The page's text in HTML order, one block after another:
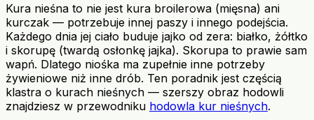
Kura nieśna to nie jest kura broilerowa (mięsna) ani
kurczak — potrzebuje innej paszy i innego podejścia.
Każdego dnia jej ciało buduje jajko od zera: białko, żółtko
i skorupę (twardą osłonkę jajka). Skorupa to prawie sam
wapń. Dlatego niośka ma zupełnie inne potrzeby
żywieniowe niż inne drób. Ten poradnik jest częścią
klastra o kurach nieśnych — szerszy obraz hodowli
znajdziesz w przewodniku hodowla kur nieśnych.